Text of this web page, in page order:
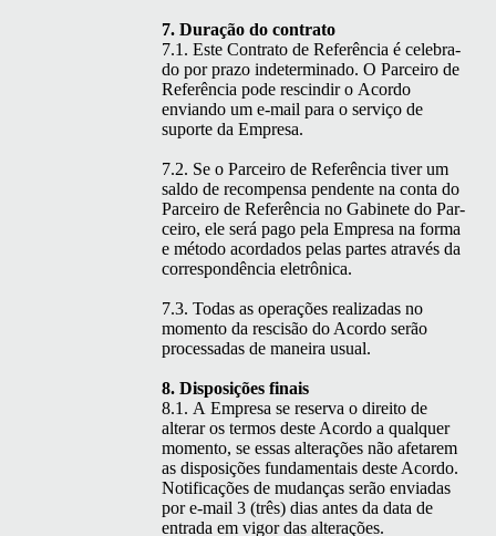
7. Duração do contrato
7.1. Este Con­tra­to de Refer­ên­cia é cel­e­bra­
do por pra­zo inde­ter­mi­na­do. O Par­ceiro de
Refer­ên­cia pode rescindir o Acor­do
envian­do um e‑mail para o serviço de
suporte da Empresa.
7.2. Se o Par­ceiro de Refer­ên­cia tiv­er um
sal­do de rec­om­pen­sa pen­dente na con­ta do
Par­ceiro de Refer­ên­cia no Gabi­nete do Par­
ceiro, ele será pago pela Empre­sa na for­ma
e méto­do acor­da­dos pelas partes através da
cor­re­spondên­cia eletrônica.
7.3. Todas as oper­ações real­izadas no
momen­to da rescisão do Acor­do serão
proces­sadas de maneira usual.
8. Dis­posições finais
8.1. A Empre­sa se reser­va o dire­ito de
alter­ar os ter­mos deste Acor­do a qual­quer
momen­to, se essas alter­ações não afetarem
as dis­posições fun­da­men­tais deste Acor­do.
Noti­fi­cações de mudanças serão envi­adas
por e‑mail 3 (três) dias antes da data de
entra­da em vig­or das alterações.